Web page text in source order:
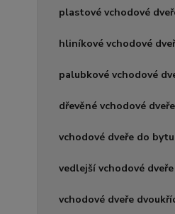
plastové vchodové
hliníkové vchodové
palubkové vchodové
dřevěné vchodové
vchodové dveře do bytu
vedlejší vchodové dveře
vchodové dveře